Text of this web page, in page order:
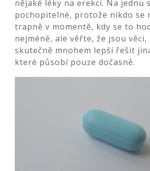
nějaké léky na erekci. Na jednu
pochopitelné, protože nikdo se
trapně v momentě, kdy se to
nejméně, ale věřte, že jsou
skutečně mnohem lepší řešit
které působí pouze dočasně.